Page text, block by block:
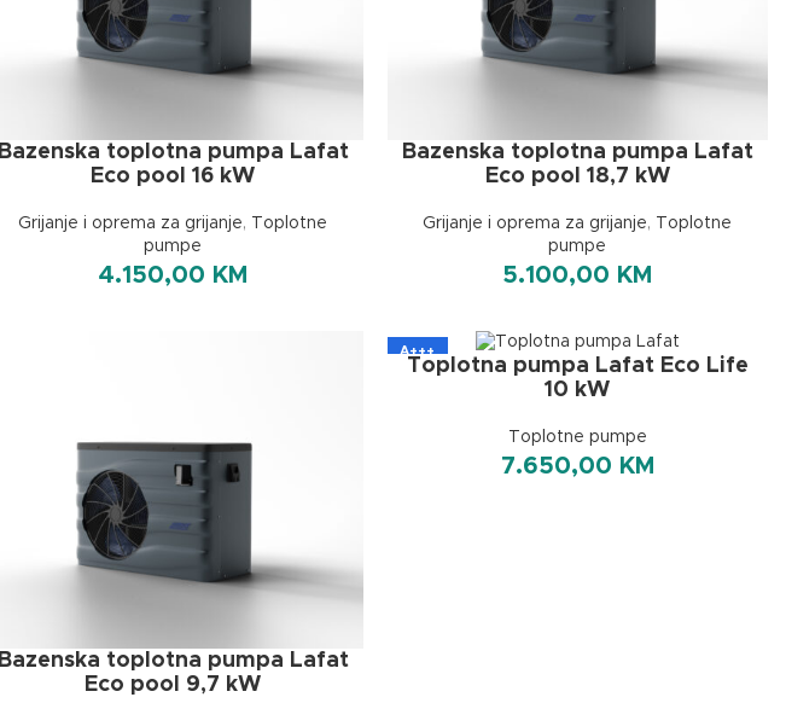
Bazenska toplotna pumpa Lafat
Eco pool 16 kW
Grijanje i oprema za grijanje,
Toplotne
pumpe
4.150,00 KM
Bazenska toplotna pumpa Lafat
Eco pool 18,7 kW
Grijanje i oprema za grijanje,
Toplotne
pumpe
5.100,00 KM
Bazenska toplotna pumpa Lafat
Eco pool 9,7 kW
A+++
Toplotna pumpa Lafat Eco Life
10 kW
Toplotne pumpe
7.650,00 KM